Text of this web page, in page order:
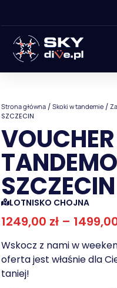
Strona główna / Skoki w tandemie /
SZCZECIN
SZCZECIN
LOTNISKO CHOJNA
1249,00 zł –
Wskocz z nami w
oferta jest właśnie dla
taniej!